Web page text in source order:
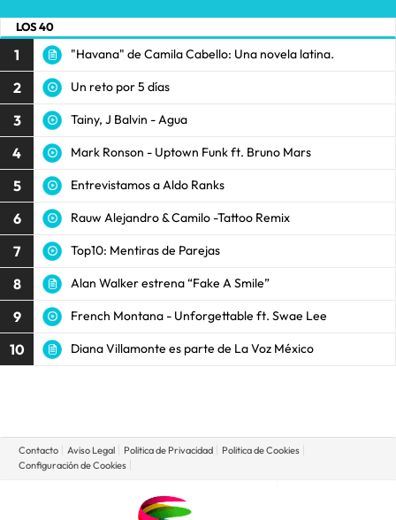
LOS 40
1 "Havana" de Camila Cabello: Una novela latina.
2 Un reto por 5 días
3 Tainy, J Balvin - Agua
4 Mark Ronson - Uptown Funk ft. Bruno Mars
5 Entrevistamos a Aldo Ranks
6 Rauw Alejandro & Camilo -Tattoo Remix
7 Top10: Mentiras de Parejas
8 Alan Walker estrena “Fake A Smile”
9 French Montana - Unforgettable ft. Swae Lee
10 Diana Villamonte es parte de La Voz México
Contacto Aviso Legal Politica de Privacidad
Politica de Cookies
Configuración de Cookies